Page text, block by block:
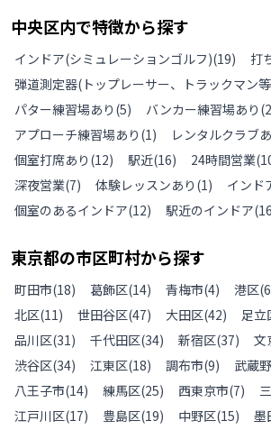
中央区内で特徴から探す
インドア(シミュレーションゴルフ)(19) 打
弾道測定器(トップレーサー、トラックマン
パター練習場あり (5) バンカー練習場あり (2
アプローチ練習場あり (1) レンタルクラブ
個室打席あり (12) 駅近(16) 24時間営業(
深夜営業(7) 体験レッスンあり (1) インド
個室のあるインドア(12) 駅近のインドア(16
東京都の市区町村から探す
町田市(18) 葛飾区(14) 青梅市(4) 港区(
北区(11) 世田谷区(47) 大田区(42) 足立
品川区(31) 千代田区(34) 新宿区(37) 文
渋谷区(34) 江東区(18) 調布市(9) 武蔵
八王子市(14) 練馬区(25) 西東京市(7)
江戸川区(17) 豊島区(19) 中野区(15) 墨